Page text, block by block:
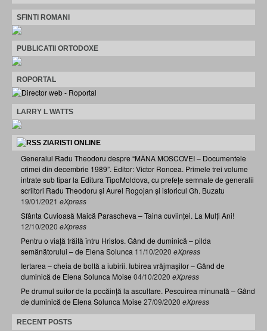
SFINTI ROMANI
PUBLICATII ORTODOXE
ROPORTAL
LARRY L WATTS
ZIARISTI ONLINE
Generalul Radu Theodoru despre “MÂNA MOSCOVEI – Documentele
crimei din decembrie 1989”. Editor: Victor Roncea. Primele trei volume
intrate sub tipar la Editura TipoMoldova, cu prefețe semnate de generalii
scriitori Radu Theodoru și Aurel Rogojan și istoricul Gh. Buzatu
19/01/2021 eXpress
Sfânta Cuvioasă Maică Parascheva – Taina cuviinței. La Mulți Ani!
12/10/2020 eXpress
Pentru o viață trăită întru Hristos. Gând de duminică – pilda
semănătorului – de Elena Solunca 11/10/2020 eXpress
Iertarea – cheia de boltă a iubirii. Iubirea vrăjmașilor – Gând de
duminică de Elena Solunca Moise 04/10/2020 eXpress
Pe drumul suitor de la pocăință la ascultare. Pescuirea minunată – Gând
de duminică de Elena Solunca Moise 27/09/2020 eXpress
RECENT POSTS